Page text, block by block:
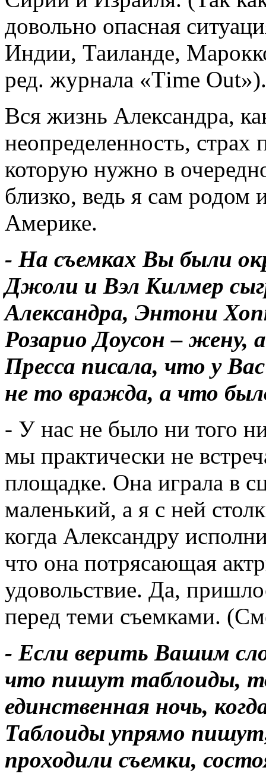
довольно опасная
Индии, Таиланде,
ред. журнала «Тime Out»).
Вся жизнь Александра,
неопределенность,
которую нужно в
близко, ведь я сам родом
Америке.
- На съемках Вы были
Джоли и Вэл Килмер
Александра, Энтони
Розарио Доусон – жену,
Пресса писала, что у
не то вражда, а что
- У нас не было ни того
мы практически не
площадке. Она играла в
маленький, а я с ней
когда Александру
что она потрясающая
удовольствие. Да,
перед теми съемками.
- Если верить Вашим
что пишут таблоиды,
единственная ночь,
Таблоиды упрямо
проходили съемки,